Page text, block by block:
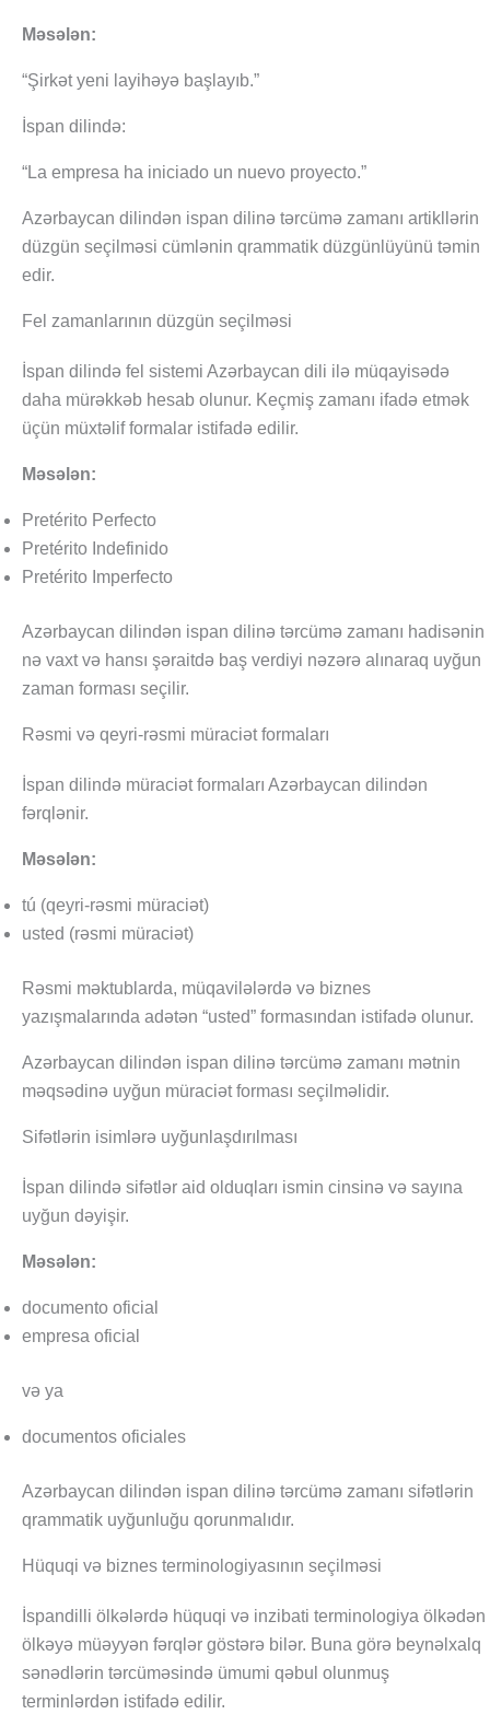
Məsələn:
“Şirkət yeni layihəyə başlayıb.”
İspan dilində:
“La empresa ha iniciado un nuevo proyecto.”
Azərbaycan dilindən ispan dilinə tərcümə zamanı artikllərin
düzgün seçilməsi cümlənin qrammatik düzgünlüyünü təmin
edir.
Fel zamanlarının düzgün seçilməsi
İspan dilində fel sistemi Azərbaycan dili ilə müqayisədə
daha mürəkkəb hesab olunur. Keçmiş zamanı ifadə etmək
üçün müxtəlif formalar istifadə edilir.
Məsələn:
Pretérito Perfecto
Pretérito Indefinido
Pretérito Imperfecto
Azərbaycan dilindən ispan dilinə tərcümə zamanı hadisənin
nə vaxt və hansı şəraitdə baş verdiyi nəzərə alınaraq uyğun
zaman forması seçilir.
Rəsmi və qeyri-rəsmi müraciət formaları
İspan dilində müraciət formaları Azərbaycan dilindən
fərqlənir.
Məsələn:
tú (qeyri-rəsmi müraciət)
usted (rəsmi müraciət)
Rəsmi məktublarda, müqavilələrdə və biznes
yazışmalarında adətən “usted” formasından istifadə olunur.
Azərbaycan dilindən ispan dilinə tərcümə zamanı mətnin
məqsədinə uyğun müraciət forması seçilməlidir.
Sifətlərin isimlərə uyğunlaşdırılması
İspan dilində sifətlər aid olduqları ismin cinsinə və sayına
uyğun dəyişir.
Məsələn:
documento oficial
empresa oficial
və ya
documentos oficiales
Azərbaycan dilindən ispan dilinə tərcümə zamanı sifətlərin
qrammatik uyğunluğu qorunmalıdır.
Hüquqi və biznes terminologiyasının seçilməsi
İspandilli ölkələrdə hüquqi və inzibati terminologiya ölkədən
ölkəyə müəyyən fərqlər göstərə bilər. Buna görə beynəlxalq
sənədlərin tərcüməsində ümumi qəbul olunmuş
terminlərdən istifadə edilir.